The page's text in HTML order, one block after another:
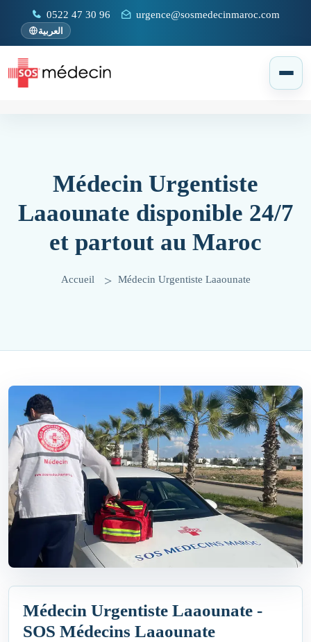
0522 47 30 96 urgence@sosmedecinmaroc.com
العربية
Médecin Urgentiste
Laaounate disponible 24/7
et partout au Maroc
Accueil Médecin Urgentiste Laaounate
Médecin Urgentiste Laaounate -
SOS Médecins Laaounate